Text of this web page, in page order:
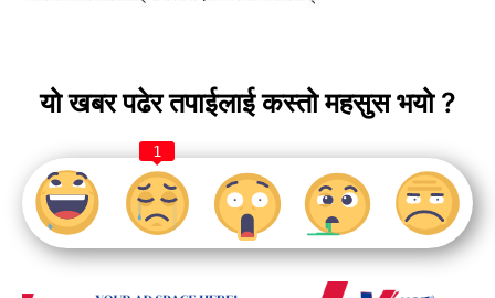
यो खबर पढेर तपाईलाई कस्तो महसुस भयो ?
1